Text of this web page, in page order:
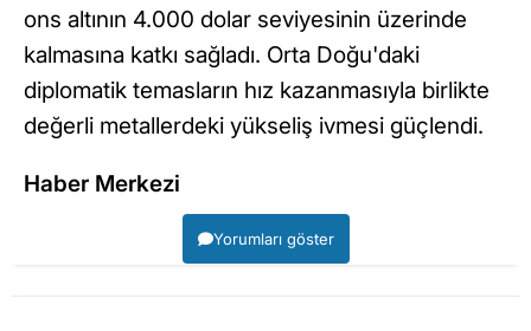
ons altının 4.000 dolar seviyesinin üzerinde
kalmasına katkı sağladı. Orta Doğu'daki
diplomatik temasların hız kazanmasıyla birlikte
değerli metallerdeki yükseliş ivmesi güçlendi.
Haber Merkezi
Yorumları göster